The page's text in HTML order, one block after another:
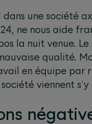
une société
24, ne nous aide
la nuit venue.
qualité.
en équipe par
viennent s’y